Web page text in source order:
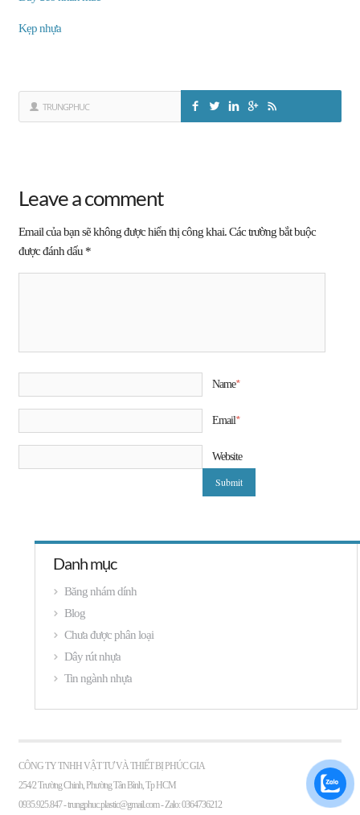
Kẹp nhựa
TRUNGPHUC
Leave a comment
Email của bạn sẽ không được hiển thị công khai.Các trường bắt buộc
được đánh dấu *
Name*
Email*
Website
Danh mục
Băng nhám dính
Blog
Chưa được phân loại
Dây rút nhựa
Tin ngành nhựa
CÔNG TY TNHH VẬT TƯ VÀ THIẾT BỊ PHÚC GIA
254/2 Trường Chinh, Phường Tân Bình, Tp HCM
0935.925.847 -trungphuc.plastic@gmail.com- Zalo: 0364736212